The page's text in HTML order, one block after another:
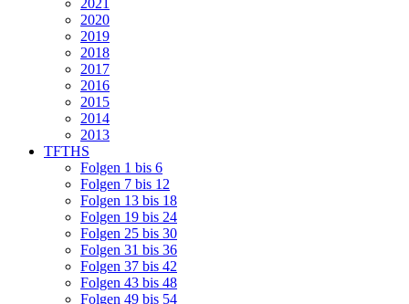
2021
2020
2019
2018
2017
2016
2015
2014
2013
TFTHS
Folgen 1 bis 6
Folgen 7 bis 12
Folgen 13 bis 18
Folgen 19 bis 24
Folgen 25 bis 30
Folgen 31 bis 36
Folgen 37 bis 42
Folgen 43 bis 48
Folgen 49 bis 54